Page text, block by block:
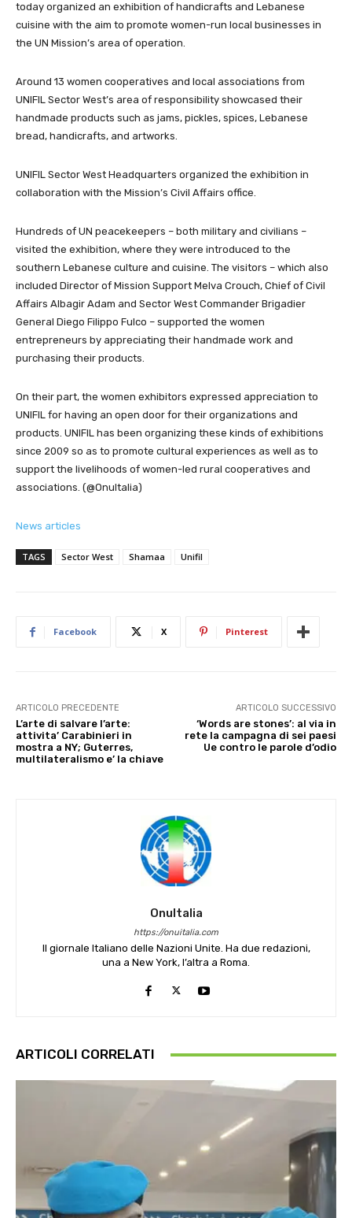
today organized an exhibition of handicrafts and Lebanese
cuisine with the aim to promote women-run local businesses in
the UN Mission’s area of operation.
Around 13 women cooperatives and local associations from
UNIFIL Sector West’s area of responsibility showcased their
handmade products such as jams, pickles, spices, Lebanese
bread, handicrafts, and artworks.
UNIFIL Sector West Headquarters organized the exhibition in
collaboration with the Mission’s Civil Affairs office.
Hundreds of UN peacekeepers – both military and civilians –
visited the exhibition, where they were introduced to the
southern Lebanese culture and cuisine. The visitors – which also
included Director of Mission Support Melva Crouch, Chief of Civil
Affairs Albagir Adam and Sector West Commander Brigadier
General Diego Filippo Fulco – supported the women
entrepreneurs by appreciating their handmade work and
purchasing their products.
On their part, the women exhibitors expressed appreciation to
UNIFIL for having an open door for their organizations and
products. UNIFIL has been organizing these kinds of exhibitions
since 2009 so as to promote cultural experiences as well as to
support the livelihoods of women-led rural cooperatives and
associations. (@OnuItalia)
News articles
TAGS Sector West Shamaa Unifil
Facebook X Pinterest
ARTICOLO PRECEDENTE
L’arte di salvare l’arte:
attivita’ Carabinieri in
mostra a NY; Guterres,
multilateralismo e’ la chiave
ARTICOLO SUCCESSIVO
‘Words are stones’: al via in
rete la campagna di sei paesi
Ue contro le parole d’odio
OnuItalia
https://onuitalia.com
Il giornale Italiano delle Nazioni Unite. Ha due redazioni,
una a New York, l’altra a Roma.
ARTICOLI CORRELATI